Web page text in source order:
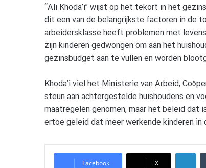
“Ali Khoda’i” wijst op het tekort in het
dit een van de belangrijkste factoren in de
arbeidersklasse heeft problemen met
zijn kinderen gedwongen om aan het
gezinsbudget aan te vullen en worden
Khoda’i viel het Ministerie van Arbeid,
steun aan achtergestelde huishoudens en
maatregelen genomen, maar het beleid
ertoe geleid dat meer werkende kinderen in
Facebook X